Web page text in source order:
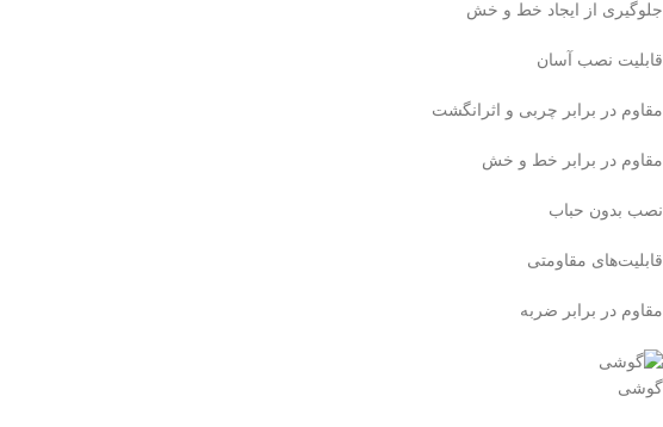
جلوگیری از ایجاد خط و خش
قابلیت نصب آسان
مقاوم در برابر چربی و اثرانگشت
مقاوم در برابر خط و خش
نصب بدون حباب
قابلیت‌های مقاومتی
مقاوم در برابر ضربه
گوشی